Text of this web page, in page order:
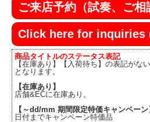
ご来店予約（試奏、ご相
Click here for inquiries
商品タイトルのステータス表記
【在庫あり】【入荷待ち】の表記がな
となります。
【在庫あり】
店舗&ECに在庫あり。
【～dd/mm 期間限定特価キャンペーン
日付までキャンペーン特価品